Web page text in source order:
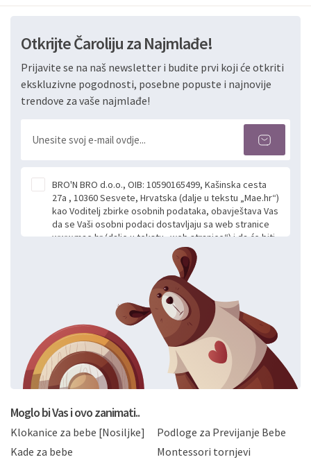
Otkrijte Čaroliju za Najmlađe!
Prijavite se na naš newsletter i budite prvi koji će otkriti
ekskluzivne pogodnosti, posebne popuste i najnovije
trendove za vaše najmlađe!
BRO'N BRO d.o.o., OIB: 10590165499, Kašinska cesta
27a , 10360 Sesvete, Hrvatska (dalje u tekstu „Mae.hr“)
kao Voditelj zbirke osobnih podataka, obavještava Vas
da se Vaši osobni podaci dostavljaju sa web stranice
www.mae.hr (dalje u tekstu „web stranice“) i da će biti
obrađeni. Prihvaćanjem ove Izjave smatra se da
slobodno i izričito dajete privolu za prikupljanje i daljnju
obradu Vaših osobnih podataka koje ustupate Mae.hr
putem ovih web stranica u svrhu odgovora i daljnje
komunikacije na Vaš upit poslan kroz kontakt obrazac.
Radi se o dobrovoljnom davanju podataka te ovu
Izjavu niste dužni prihvatiti odnosno niste dužni unositi
svoje osobne podatke u jednu od prijavnih
formi/obrazaca dostupnih na ovim web stranicama.
BRO'N BRO d.o.o. će s Vašim osobnim podacima
postupati sukladno Općoj uredbi o zaštiti podataka
privatnosti i kolačića koju možete pročitati ovdje i
Hrvatske, a uvijek uz primjenu odgovarajućih tehničkih i
sigurnosnih mjera zaštite osobnih podataka od
neovlaštenog pristupa, zlouporabe, otkrivanja,
Moglo bi Vas i ovo zanimati..
Klokanice za bebe [Nosiljke]
Podloge za Previjanje Bebe
Kade za bebe
Montessori tornjevi